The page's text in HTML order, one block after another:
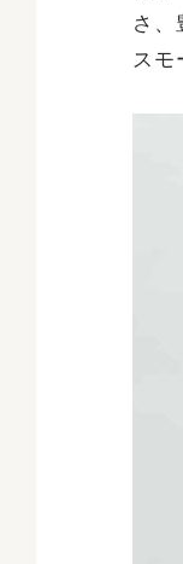
さ、
スモ